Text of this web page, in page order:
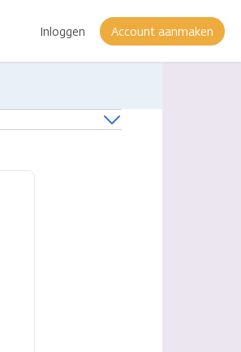
Inloggen Account aanmaken